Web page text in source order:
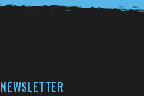
NEWSLETTER